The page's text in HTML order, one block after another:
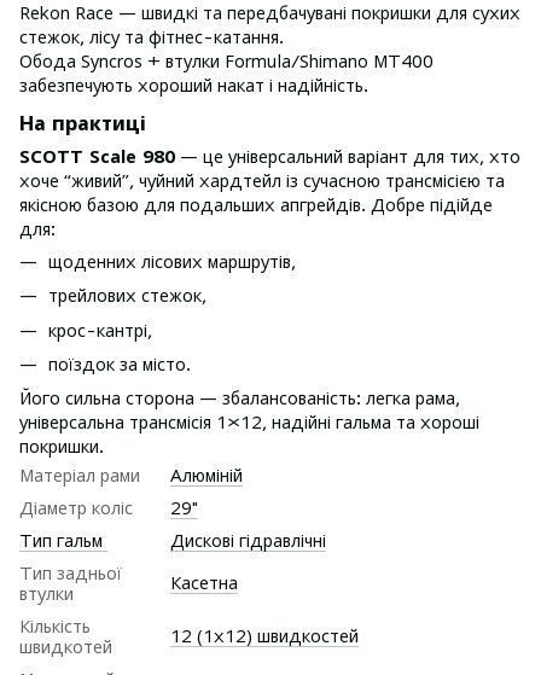
Rekon Race — швидкі та передбачувані покришки для сухих
стежок, лісу та фітнес-катання.
Обода Syncros + втулки Formula/Shimano MT400
забезпечують хороший накат і надійність.
На практиці
SCOTT Scale 980 — це універсальний варіант для тих, хто
хоче “живий”, чуйний хардтейл із сучасною трансмісією та
якісною базою для подальших апгрейдів. Добре підійде
для:
щоденних лісових маршрутів,
трейлових стежок,
крос-кантрі,
поїздок за місто.
Його сильна сторона — збалансованість: легка рама,
універсальна трансмісія 1×12, надійні гальма та хороші
покришки.
Матеріал рами
Алюміній
Діаметр коліс
29"
Тип гальм
Дискові гідравлічні
Тип задньої
втулки
Касетна
Кількість
швидкотей
12 (1х12) швидкостей